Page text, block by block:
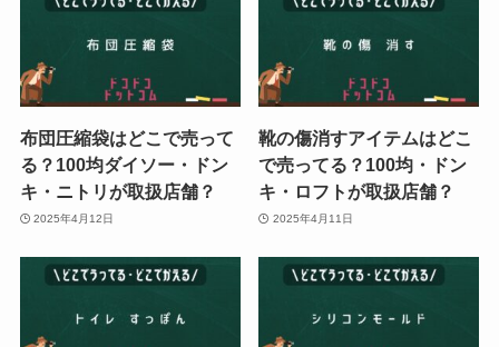
布団圧縮袋はどこで売って
る？100均ダイソー・ドン
キ・ニトリが取扱店舗？
2025年4月12日
靴の傷消すアイテムはどこ
で売ってる？100均・ドン
キ・ロフトが取扱店舗？
2025年4月11日